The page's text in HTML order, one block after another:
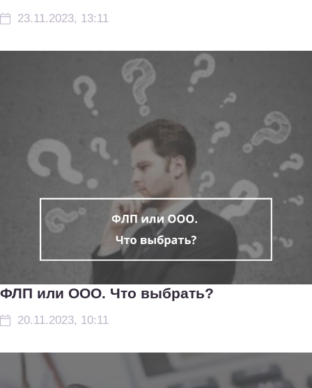
23.11.2023, 13:11
ФЛП или ООО. Что выбрать?
20.11.2023, 10:11